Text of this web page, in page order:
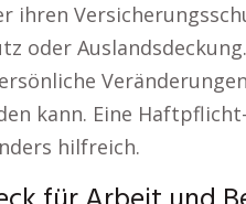
ihren
oder
kann. Eine
hilfreich.